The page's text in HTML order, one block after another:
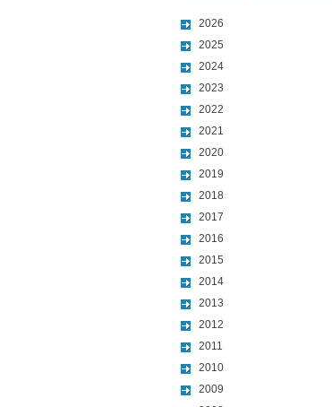
2026
2025
2024
2023
2022
2021
2020
2019
2018
2017
2016
2015
2014
2013
2012
2011
2010
2009